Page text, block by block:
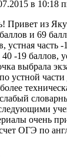
в 10:18
Привет из
и 69
устная часть
-19 баллов,
выбрала
устной части
следующими
очень
ОГЭ по